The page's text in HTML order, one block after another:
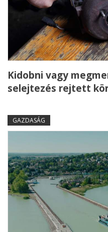
Kidobni vagy
selejtezés rejtett
GAZDASÁG